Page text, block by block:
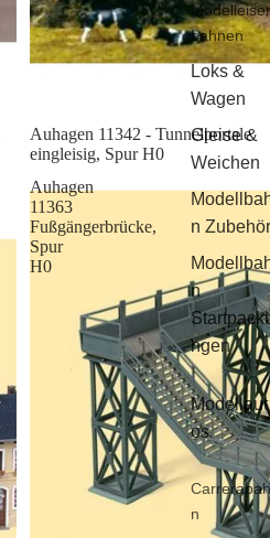
bahnen
Loks &
Wagen
Gleise &
Weichen
n Zubehör
n
ngen
Modellaut
os
Carrerabah
n
Auhagen 11342 - Tunnelportale
eingleisig, Spur H0
Auhagen
11363
Fußgängerbrücke,
Spur
H0